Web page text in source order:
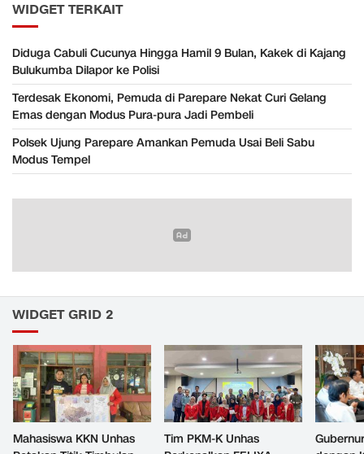
WIDGET TERKAIT
Diduga Cabuli Cucunya Hingga Hamil 9 Bulan, Kakek di Kajang
Bulukumba Dilapor ke Polisi
Terdesak Ekonomi, Pemuda di Parepare Nekat Curi Gelang
Emas dengan Modus Pura-pura Jadi Pembeli
Polsek Ujung Parepare Amankan Pemuda Usai Beli Sabu
Modus Tempel
WIDGET GRID 2
Mahasiswa KKN Unhas
Tim PKM-K Unhas